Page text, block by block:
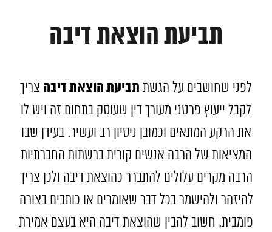
תביעת הוצאת דיבה
לפני שחושבים על הגשת תביעת הוצאת דיבה צריך
לקבל ייעוץ פרטני מעורך דין שעוסק בתחום זה ויש לו
את הרקע המתאים וכמובן ניסיון רב ועשיר. בעידן שבו
המציאות של הרבה אנשים קורית ברשתות החברתיות
הרבה מקרים עלולים להתברר כהוצאת דיבה ולכן צריך
להיזהר ולהישמר בכל דבר שאומרים או כותבים בצורה
פומבית. חשוב להבין שהוצאת דיבה היא בעצם אמירת